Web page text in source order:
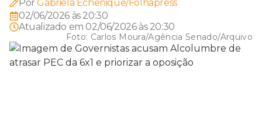
Por Gabriela Echenique/Folhapress
02/06/2026 às 20:30
Atualizado em 02/06/2026 às 20:30
Foto: Carlos Moura/Agência Senado/Arquivo